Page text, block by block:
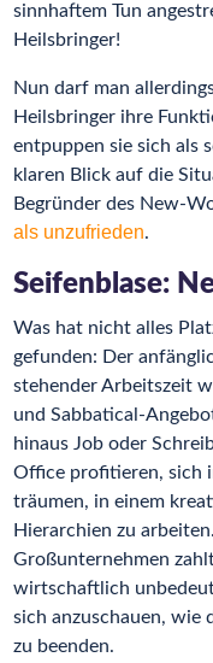
sinnhaftem Tun
Heilsbringer!
Nun darf man
Heilsbringer ihre
entpuppen sie sich als
klaren Blick auf die
Begründer des New-
als unzufrieden.
Seifenblase:
Was hat nicht alles
gefunden: Der
stehender Arbeitszeit
und Sabbatical-
hinaus Job oder
Office profitieren, sich
träumen, in einem
Hierarchien zu
Großunternehmen
wirtschaftlich
sich anzuschauen, wie
zu beenden.